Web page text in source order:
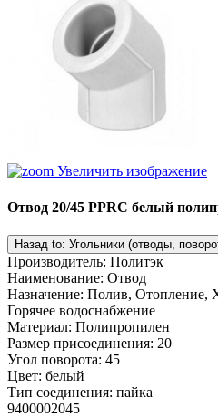
Увеличить изображение
Отвод 20/45 PPRC белый
Производитель: Политэк
Наименование: Отвод
Назначение: Полив, Отопление,
Горячее водоснабжение
Материал: Полипропилен
Размер присоединения: 20
Угол поворота: 45
Цвет: белый
Тип соединения: пайка
9400002045